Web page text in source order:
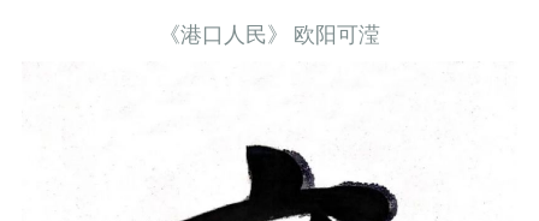
《港口人民》 欧阳可滢